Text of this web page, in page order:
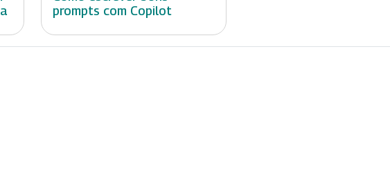
prompts com Copilot